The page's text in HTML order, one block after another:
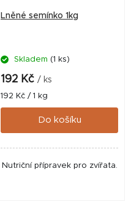
Lněné semínko 1kg
Skladem (1 ks)
192 Kč / ks
Měrná
cena:
192 Kč / 1 kg
Do košíku
Nutriční přípravek pro zvířata.